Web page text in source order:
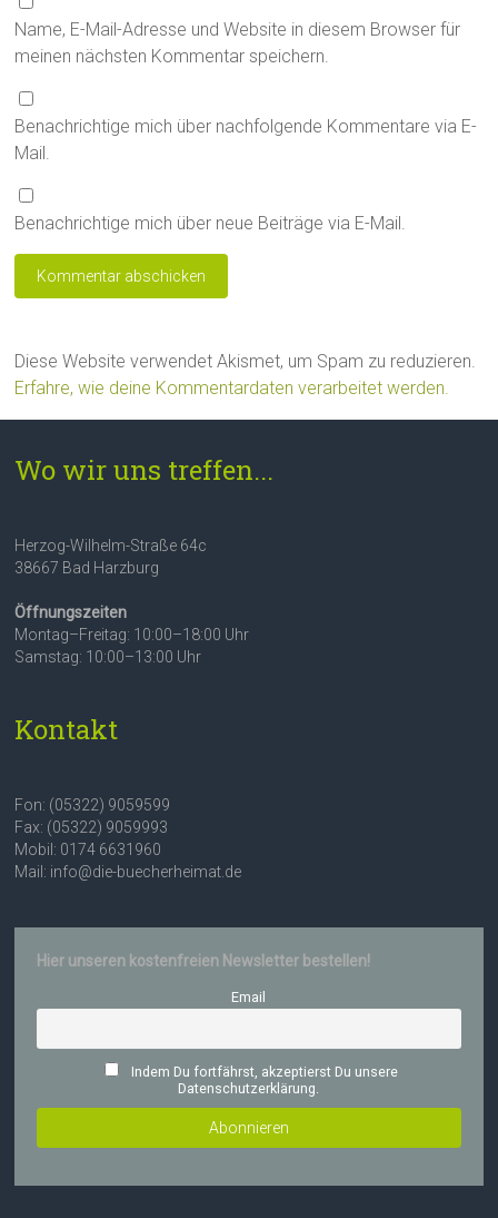
Name, E-Mail-Adresse und Website in diesem Browser für
meinen nächsten Kommentar speichern.
Benachrichtige mich über nachfolgende Kommentare via E-
Mail.
Benachrichtige mich über neue Beiträge via E-Mail.
Diese Website verwendet Akismet, um Spam zu reduzieren.
Erfahre, wie deine Kommentardaten verarbeitet werden.
Wo wir uns treffen...
Herzog-Wilhelm-Straße 64c
38667 Bad Harzburg
Öffnungszeiten
Montag–Freitag: 10:00–18:00 Uhr
Samstag: 10:00–13:00 Uhr
Kontakt
Fon: (05322) 9059599
Fax: (05322) 9059993
Mobil: 0174 6631960
Mail: info@die-buecherheimat.de
Hier unseren kostenfreien Newsletter bestellen!
Email
Indem Du fortfährst, akzeptierst Du unsere
Datenschutzerklärung.